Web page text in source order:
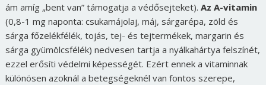
ám amíg „bent van” támogatja a védősejteket). Az A-vitamin
(0,8-1 mg naponta: csukamájolaj, máj, sárgarépa, zöld és
sárga főzelékfélék, tojás, tej- és tejtermékek, margarin és
sárga gyümölcsfélék) nedvesen tartja a nyálkahártya felszínét,
ezzel erősíti védelmi képességét. Ezért ennek a vitaminnak
különösen azoknál a betegségeknél van fontos szerepe,